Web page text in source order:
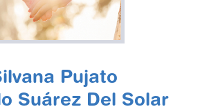
Pujato
Suárez Del Solar